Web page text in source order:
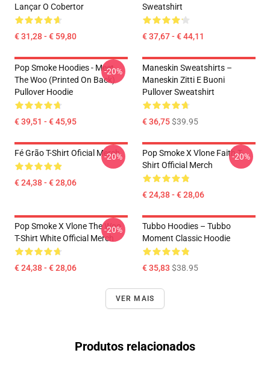
Lançar O Cobertor
€ 31,28 - € 59,80
Sweatshirt
€ 37,67 - € 44,11
Pop Smoke Hoodies - Meet
The Woo (printed On Back)
Pullover Hoodie
€ 39,51 - € 45,95
-20%
Maneskin Sweatshirts –
Maneskin Zitti E Buoni
Pullover Sweatshirt
€ 36,75$39.95
Fé Grão T-Shirt Oficial Merch
€ 24,38 - € 28,06
-20%
Pop Smoke X Vlone Faith T-
Shirt Official Merch
€ 24,38 - € 28,06
-20%
Pop Smoke X Vlone The Woo
T-Shirt White Official Merch
€ 24,38 - € 28,06
-20%
Tubbo Hoodies – Tubbo
Moment Classic Hoodie
€ 35,83 $38.95
VER MAIS
Produtos relacionados